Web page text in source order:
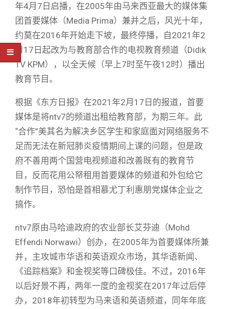
年4月7日启播，在2005年由马来西亚最大的媒体集
团首要媒体（Media Prima）兼并之后，风光十年，
约莫在2016年开始走下坡，最终停播，自2021年2
月17日起改为与教育部合作的电视教育频道（Didik
TV KPM），以全天候（早上7时至午夜12时）播出
教育节目。
根据《东方日报》在2021年2月17日的报道，首要
媒体是将ntv7的频道出租给教育部，为期三年。此
“合作”美其名为解决乡区学生和家庭面对网络服务不
足而无法在新冠肺炎疫情期间上课的问题，但是政
府不善用两个国营电视频道和改善既有的教育节
目，反而花用公帑租用首要媒体的频道和外包给它
制作节目，恐怕是首相慕尤丁利惠朋党媒体企业之
搞作。
ntv7原由马哈迪政府的农业部长艾芬迪（Mohd
Effendi Norwawi）创办，在2005年为首要媒体所兼
并，主攻城市华语和英语观众市场，其华语新闻、
《追踪档案》和金视奖等口碑极佳。不过，2016年
以后好景不再，两年一度的金视奖在2017年过后停
办，2018年初转型为马来语和英语频道，同年年底